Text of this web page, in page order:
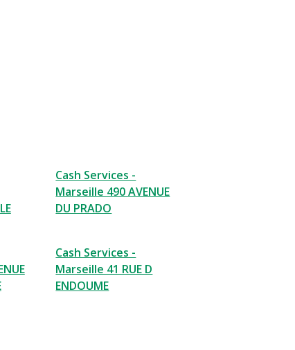
Cash Services -
Marseille 490 AVENUE
DU PRADO
Cash Services -
Marseille 41 RUE D
ENDOUME